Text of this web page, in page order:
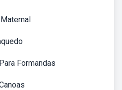
Formandas